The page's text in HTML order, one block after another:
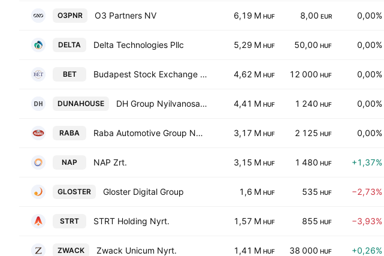
O3PNR O3 Partners NV 6,19 M HUF 8,00 EUR 0,00%
DELTA Delta Technologies Pllc 5,29 M HUF 50,00 HUF 0,00%
BET Budapest Stock Exchange Plc 4,62 M HUF 12 000 HUF 0,00%
DUNAHOUSE DH Group Nyilvanosan Mukodo Reszvenytarsasag 4,41 M HUF 1 240 HUF 0,00%
RABA Raba Automotive Group Nyrt. 3,17 M HUF 2 125 HUF 0,00%
NAP NAP Zrt. 3,15 M HUF 1 480 HUF +1,37%
GLOSTER Gloster Digital Group 1,6 M HUF 535 HUF −2,73%
STRT STRT Holding Nyrt. 1,57 M HUF 855 HUF −3,93%
ZWACK Zwack Unicum Nyrt. 1,41 M HUF 38 000 HUF +0,26%